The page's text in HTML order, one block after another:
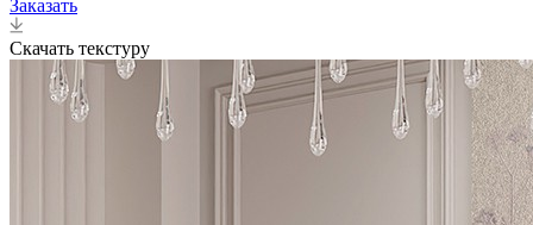
Заказать
Скачать текстуру